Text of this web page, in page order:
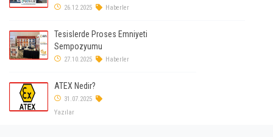
26.12.2025 Haberler
Tesislerde Proses Emniyeti
Sempozyumu
27.10.2025 Haberler
ATEX Nedir?
31.07.2025
Yazılar